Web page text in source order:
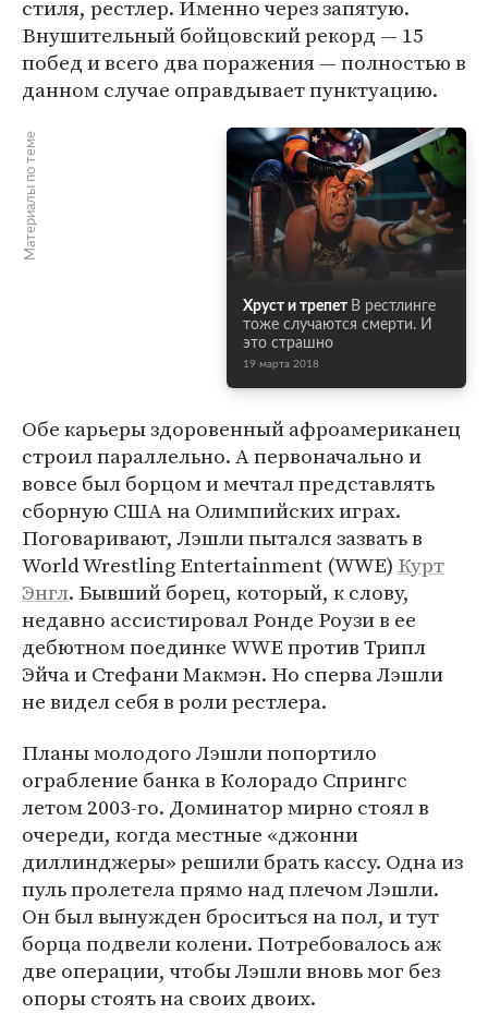
стиля, рестлер. Именно через запятую.
Внушительный бойцовский рекорд — 15
побед и всего два поражения — полностью в
данном случае оправдывает пунктуацию.
Материалы по теме
Хруст и трепет В рестлинге
тоже случаются смерти. И
это страшно
19 марта 2018
Обе карьеры здоровенный афроамериканец
строил параллельно. А первоначально и
вовсе был борцом и мечтал представлять
сборную США на Олимпийских играх.
Поговаривают, Лэшли пытался зазвать в
World Wrestling Entertainment (WWE) Курт
Энгл. Бывший борец, который, к слову,
недавно ассистировал Ронде Роузи в ее
дебютном поединке WWE против Трипл
Эйча и Стефани Макмэн. Но сперва Лэшли
не видел себя в роли рестлера.
Планы молодого Лэшли попортило
ограбление банка в Колорадо Спрингс
летом 2003-го. Доминатор мирно стоял в
очереди, когда местные «джонни
диллинджеры» решили брать кассу. Одна из
пуль пролетела прямо над плечом Лэшли.
Он был вынужден броситься на пол, и тут
борца подвели колени. Потребовалось аж
две операции, чтобы Лэшли вновь мог без
опоры стоять на своих двоих.